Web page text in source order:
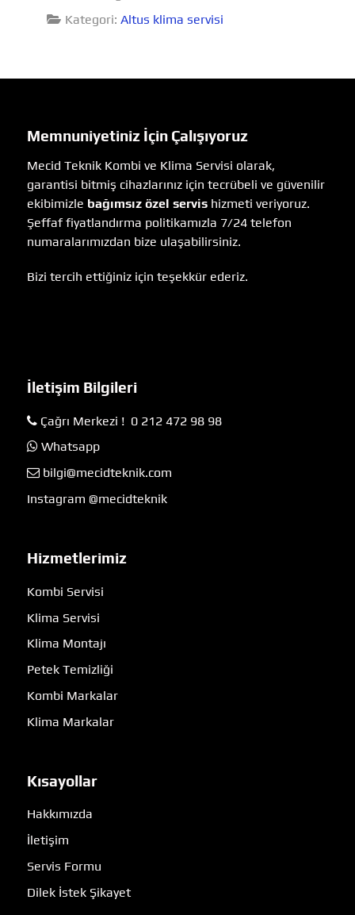
Kategori: Altus klima servisi
Memnuniyetiniz İçin Çalışıyoruz
Mecid Teknik Kombi ve Klima Servisi olarak,
garantisi bitmiş cihazlarınız için tecrübeli ve güvenilir
ekibimizle bağımsız özel servis hizmeti veriyoruz.
Şeffaf fiyatlandırma politikamızla 7/24 telefon
numaralarımızdan bize ulaşabilirsiniz.
Bizi tercih ettiğiniz için teşekkür ederiz.
İletişim Bilgileri
Çağrı Merkezi ! 0 212 472 98 98
Whatsapp
bilgi@mecidteknik.com
Instagram @mecidteknik
Hizmetlerimiz
Kombi Servisi
Klima Servisi
Klima Montajı
Petek Temizliği
Kombi Markalar
Klima Markalar
Kısayollar
Hakkımızda
İletişim
Servis Formu
Dilek İstek Şikayet